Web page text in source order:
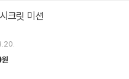
크릿 미션
원